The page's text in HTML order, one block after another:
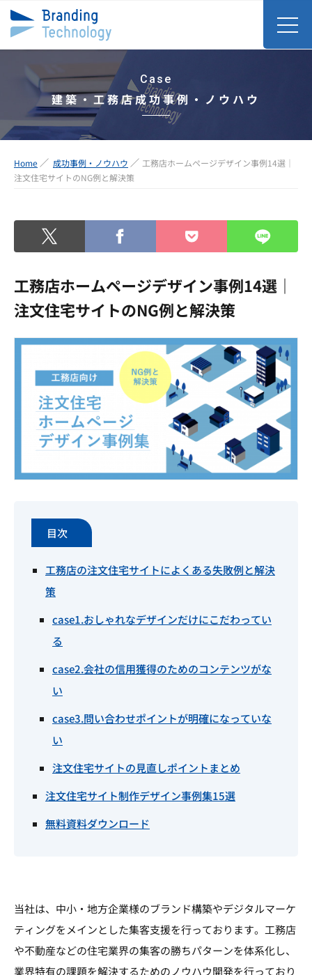
Case
建築・工務店成功事例・ノウハウ
Home 成功事例・ノウハウ
工務店ホームページデザイン事例14選｜
注文住宅サイトのNG例と解決策
工務店ホームページデザイン事例14選｜
注文住宅サイトのNG例と解決策
目次
工務店の注文住宅サイトによくある失敗例と解決
策
case1.おしゃれなデザインだけにこだわってい
る
case2.会社の信用獲得のためのコンテンツがな
い
case3.問い合わせポイントが明確になっていな
い
注文住宅サイトの見直しポイントまとめ
注文住宅サイト制作デザイン事例集15選
無料資料ダウンロード
当社は、中小・地方企業様のブランド構築やデジタルマーケ
ティングをメインとした集客支援を行っております。工務店
や不動産などの住宅業界の集客の勝ちパターンを体系化し、
業界特有の課題を解決するためのノウハウ開発を行っており